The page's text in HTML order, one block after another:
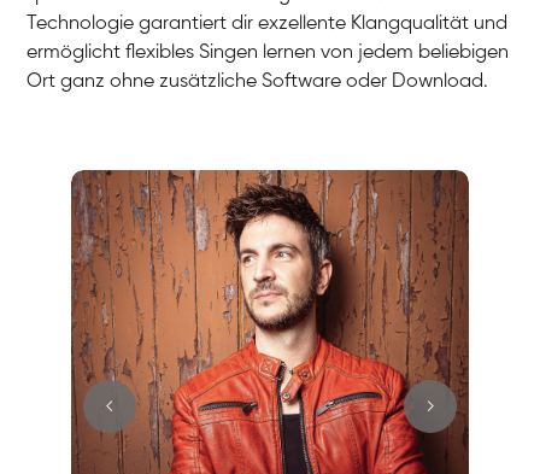
Technologie garantiert dir exzellente Klangqualität und
ermöglicht flexibles Singen lernen von jedem beliebigen
Ort ganz ohne zusätzliche Software oder Download.
Stefan
Gesang / Vocal